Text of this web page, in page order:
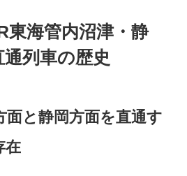
東海管内沼津・静
列車の歴史
面と静岡方面を直通す
在